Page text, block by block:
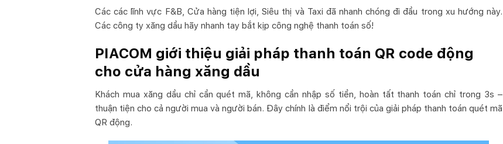
Các các lĩnh vực F&B, Cửa hàng tiện lợi, Siêu thị và Taxi đã nhanh chóng đi đầu trong xu hướng này.
Các công ty xăng dầu hãy nhanh tay bắt kịp công nghệ thanh toán số!
PIACOM giới thiệu giải pháp thanh toán QR code động
cho cửa hàng xăng dầu
Khách mua xăng dầu chỉ cần quét mã, không cần nhập số tiền, hoàn tất thanh toán chỉ trong 3s –
thuận tiện cho cả người mua và người bán. Đây chính là điểm nổi trội của giải pháp thanh toán quét mã
QR động.